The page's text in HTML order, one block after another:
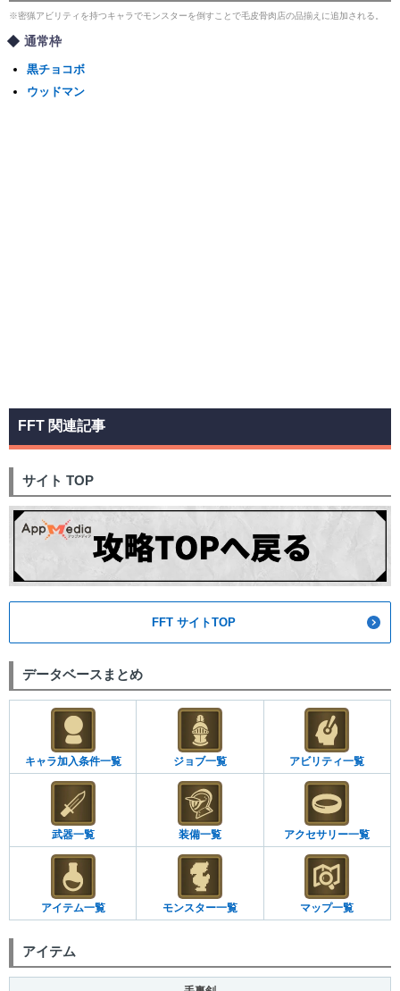
※密猟アビリティを持つキャラでモンスターを倒すことで毛皮骨肉店の品揃えに追加される。
通常枠
黒チョコボ
ウッドマン
FFT 関連記事
サイト TOP
FFT サイトTOP
データベースまとめ
キャラ加入条件一覧 ジョブ一覧 アビリティ一覧
武器一覧 装備一覧 アクセサリー一覧
アイテム一覧 モンスター一覧 マップ一覧
アイテム